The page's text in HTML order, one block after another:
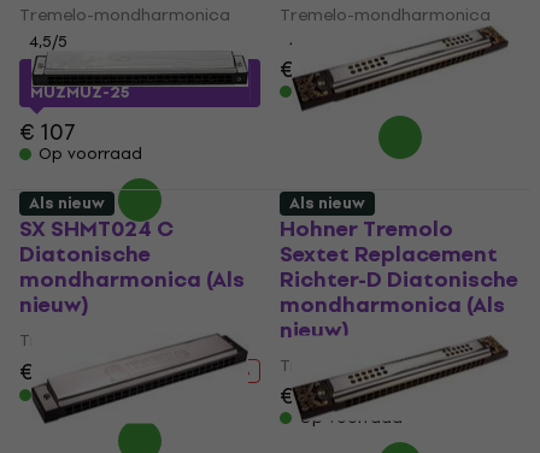
Tremelo-mondharmonica
4,5/5
€ 75,23met code
MUZMUZ-25
€ 107
Op voorraad
Tremelo-mondharmonica
4,5
€ 107
Op voorraad
SX SHMT024 C
Diatonische
mondharmonica (Als
nieuw)
Tremelo-mondharmonica
€ 9,59 € 15,35
- 38 %
Op voorraad
Hohner Tremolo
Sextet Replacement
Richter-D Diatonische
mondharmonica (Als
nieuw)
Tremelo-mondharmonica
€ 66,90
Op voorraad
Als nieuw Als nieuw